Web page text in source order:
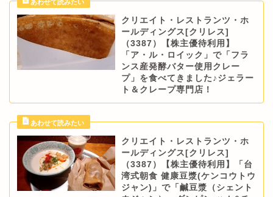
クリエイト・レストランツ・ホ
ールディングス[クリレス]
（3387）【株主優待利用】
「ア・ル・ロイック」で「フラ
ンス産発酵バター使用クレー
プ」を食べてきました♪ジェラー
ト＆クレープ専門店！
クリエイト・レストランツ・ホ
ールディングス[クリレス]
（3387）【株主優待利用】「台
湾式朝食 健康豆漿(ケンコウトウ
ジャン)」で「鹹豆漿（シェント